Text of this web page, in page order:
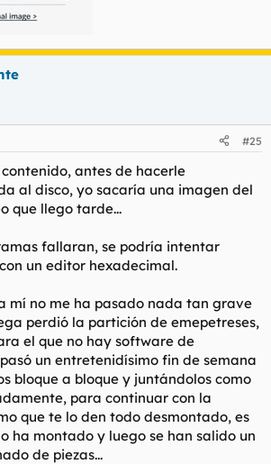
#25
antes de hacerle
al disco, yo sacaría una imagen del
que llego tarde...
fallaran, se podría intentar
un editor hexadecimal.
mí no me ha pasado nada tan grave
perdió la partición de emepetreses,
el que no hay software de
un entretenidísimo fin de semana
bloque a bloque y juntándolos como
para continuar con la
que te lo den todo desmontado, es
ha montado y luego se han salido un
de piezas...